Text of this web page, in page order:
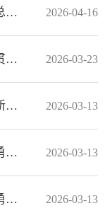
经济管理学院学生党支部开展“贯彻总体国家安全观，筑牢国家安全与纪律防线”主题党日活动 2026-04-16
经管学院学生党支部联合开展“学习贯彻2026年全国两会精神 党建引领经管学科高质量发展”主题党日活动 2026-03-23
经管学院学生党支部开展“深学笃行新思想 凝心聚力启新程”主题党日活动 2026-03-13
经管学院学生党支部开展“严纪守规勇担当 实干赋能促发展”主题党日活动 2026-03-13
经管学院学生党支部开展“严纪守规勇担当 实干赋能促发展”主题党日活动 2026-03-13